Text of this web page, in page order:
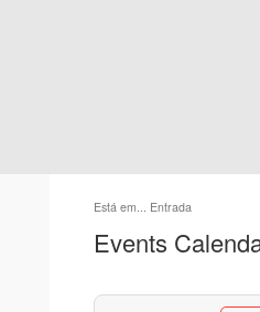
Está em... Entrada
Events